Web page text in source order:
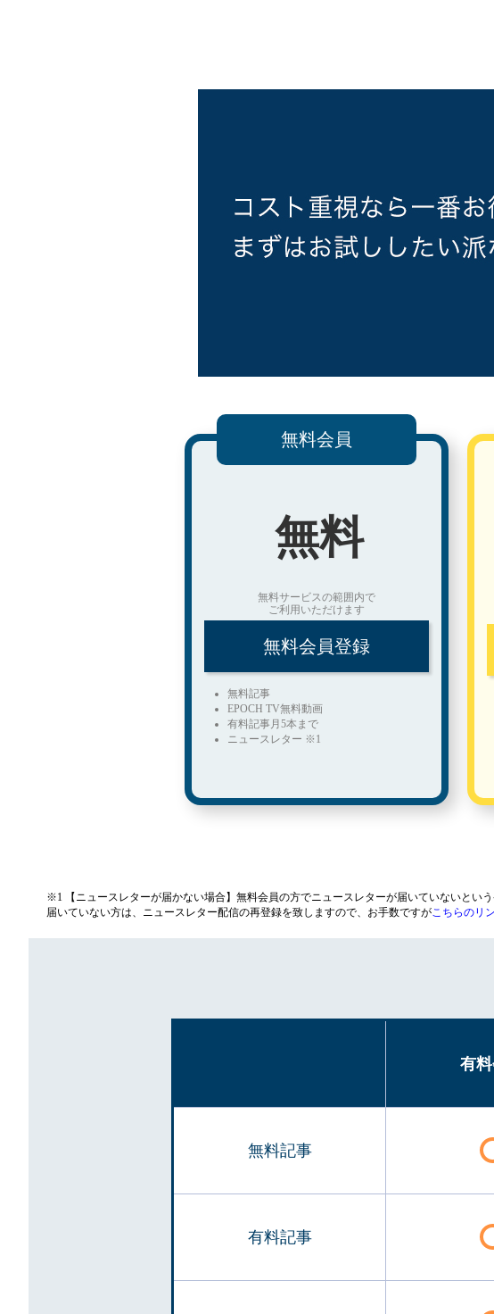
無料会員
無料
無料サービスの範囲内で
ご利用いただけます
無料会員登録
無料記事
EPOCH TV無料動画
有料記事月5本まで
ニュースレター ※1
※1 【ニュースレターが届かない場合】無料会員の方でニュースレターが届いていないという
届いていない方は、ニュースレター配信の再登録を致しますので、お手数ですがこちらのリ
有
無料記事
有料記事